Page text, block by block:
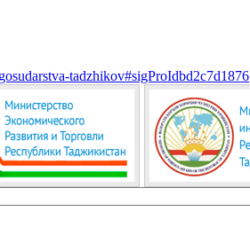
tadzhikov#sigProIdbd2c7d1876